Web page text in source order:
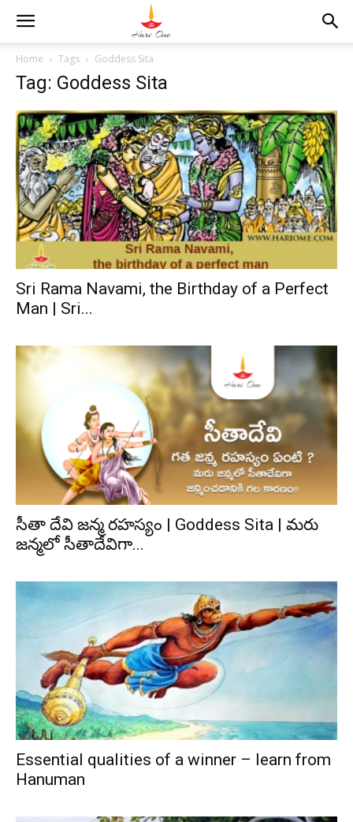
Home Tags Goddess Sita
Tag: Goddess Sita
Sri Rama Navami, the Birthday of a Perfect
Man | Sri...
సీతా దేవి జన్మ రహస్యం | Goddess Sita | మరు
జన్మలో సీతాదేవిగా...
Essential qualities of a winner – learn from
Hanuman